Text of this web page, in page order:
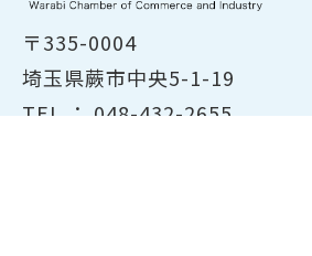
〒335-0004
埼玉県蕨市中央5-1-19
TEL ： 048-432-2655